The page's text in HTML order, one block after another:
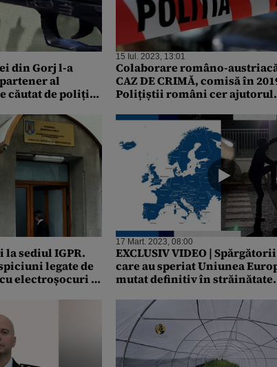
din Gorj l-a
al
căutat de poliție
15 Iul. 2023, 13:01
Colaborare româno-
CAZ DE CRIMĂ, comisă în
Polițiștii români cer ajutorul
la sediul IGPR.
legate de
electroșocuri și
17 Mart. 2023, 08:00
EXCLUSIV VIDEO |
care au speriat Uniunea
mutat definitiv în